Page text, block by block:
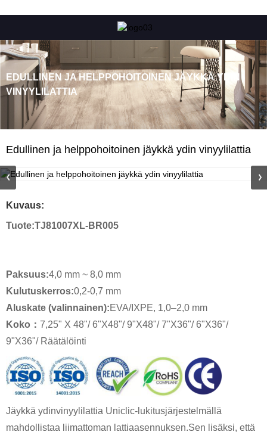
EDULLINEN JA HELPPOHOITOINEN JÄYKKÄ YDIN
VINYYLILATTIA
Edullinen ja helppohoitoinen jäykkä ydin vinyylilattia
Kuvaus:
Tuote:TJ81007XL-BR005
Paksuus:4,0 mm ~ 8,0 mm
Kulutuskerros:0,2-0,7 mm
Aluskate (valinnainen):EVA/IXPE, 1,0–2,0 mm
Koko ： 7,25" X 48"/ 6"X48"/ 9"X48"/ 7"X36"/ 6"X36"/
9"X36"/ Räätälöinti
Jäykkä ydinvinyylilattia Uniclic-lukitusjärjestelmällä
mahdollistaa liimattoman lattiaasennuksen.Sen lisäksi, että